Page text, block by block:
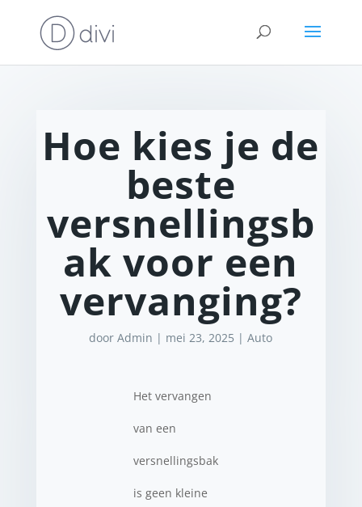
Hoe kies je de
beste
versnellingsb
ak voor een
vervanging?
doorAdmin | mei 23, 2025 |Auto
Het vervangen
van een
versnellingsbak
is geen kleine